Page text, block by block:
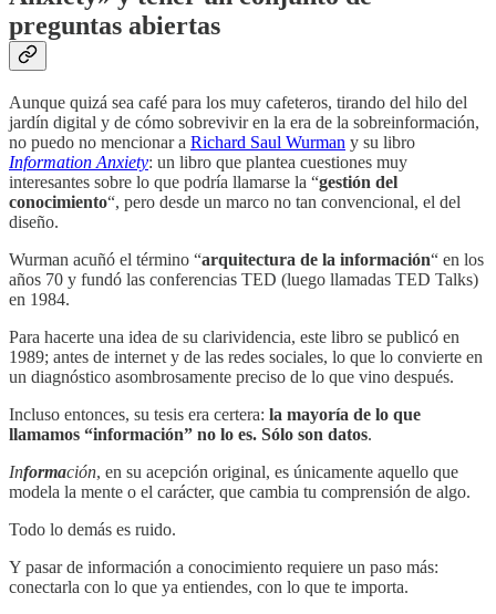
preguntas abiertas
Aunque quizá sea café para los muy cafeteros, tirando del hilo del
jardín digital y de cómo sobrevivir en la era de la sobreinformación,
no puedo no mencionar a Richard Saul Wurman y su libro
Information Anxiety: un libro que plantea cuestiones muy
interesantes sobre lo que podría llamarse la “gestión del
conocimiento“, pero desde un marco no tan convencional, el del
diseño.
Wurman acuñó el término “arquitectura de la información“ en los
años 70 y fundó las conferencias TED (luego llamadas TED Talks)
en 1984.
Para hacerte una idea de su clarividencia, este libro se publicó en
1989; antes de internet y de las redes sociales, lo que lo convierte en
un diagnóstico asombrosamente preciso de lo que vino después.
Incluso entonces, su tesis era certera: la mayoría de lo que
llamamos “información” no lo es. Sólo son datos.
Información, en su acepción original, es únicamente aquello que
modela la mente o el carácter, que cambia tu comprensión de algo.
Todo lo demás es ruido.
Y pasar de información a conocimiento requiere un paso más:
conectarla con lo que ya entiendes, con lo que te importa.